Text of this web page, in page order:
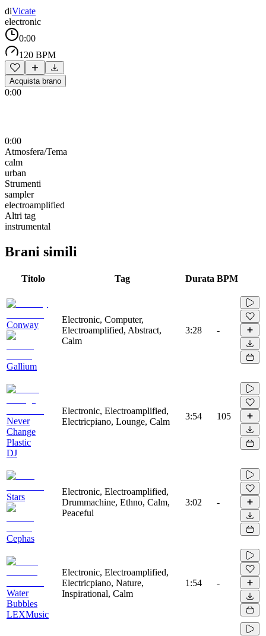
diVicate
electronic
0:00
120 BPM
Acquista brano
0:00
0:00
Atmosfera/Tema
calm
urban
Strumenti
sampler
electroamplified
Altri tag
instrumental
Brani simili
Titolo Tag Durata BPM
Conway
Gallium
Electronic, Computer,
Electroamplified, Abstract,
Calm
3:28 -
Never
Change
Plastic
DJ
Electronic, Electroamplified,
Electricpiano, Lounge, Calm
3:54 105
Stars
Cephas
Electronic, Electroamplified,
Drummachine, Ethno, Calm,
Peaceful
3:02 -
Water
Bubbles
LEXMusic
Electronic, Electroamplified,
Electricpiano, Nature,
Inspirational, Calm
1:54 -